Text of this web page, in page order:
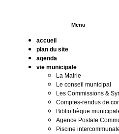
Menu
accueil
plan du site
agenda
vie municipale
La Mairie
Le conseil municipal
Les Commissions &
Comptes-rendus de
Bibliothèque
Agence Postale
Piscine